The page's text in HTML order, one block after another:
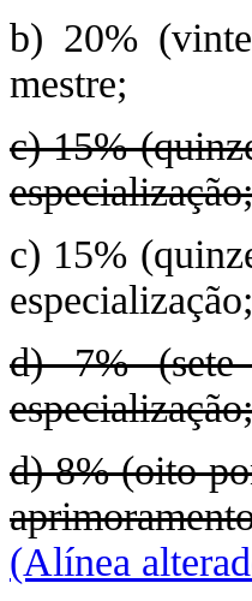
b) 20%
mestre;
c) 15%
especialização;
c) 15%
especialização;
d) 7%
especialização;
d) 8% (oito
(Alínea